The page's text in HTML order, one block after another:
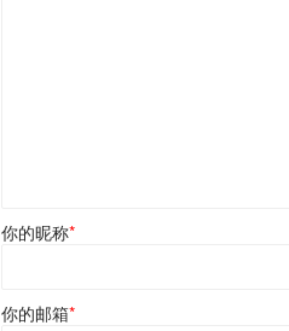
你的昵称*
你的邮箱*